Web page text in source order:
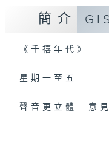
簡介
《千禧年代》
星期一至五
聲音更立體 意
「千禧年代」鼓